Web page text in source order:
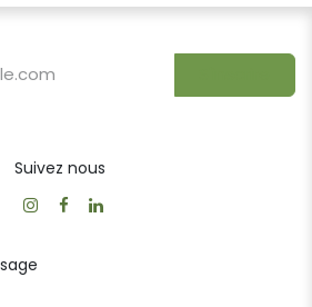
Suivez nous